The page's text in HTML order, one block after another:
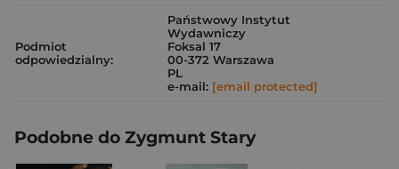
Podmiot
odpowiedzialny:
Państwowy Instytut
Wydawniczy
Foksal 17
00-372 Warszawa
PL
e-mail: [email protected]
Podobne do Zygmunt Stary